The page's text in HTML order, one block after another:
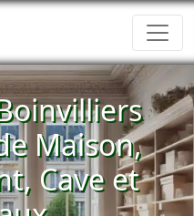
Maison,
Cave et